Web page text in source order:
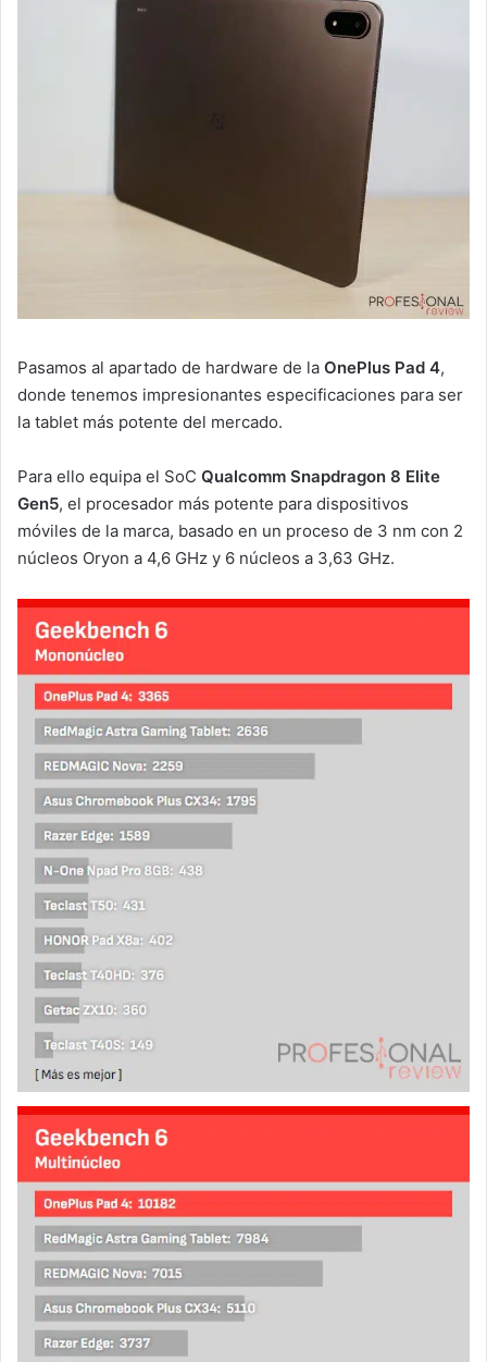
Pasamos al apartado de hardware de la OnePlus Pad 4,
donde tenemos impresionantes especificaciones para ser
la tablet más potente del mercado.
Para ello equipa el SoC Qualcomm Snapdragon 8 Elite
Gen5, el procesador más potente para dispositivos
móviles de la marca, basado en un proceso de 3 nm con 2
núcleos Oryon a 4,6 GHz y 6 núcleos a 3,63 GHz.